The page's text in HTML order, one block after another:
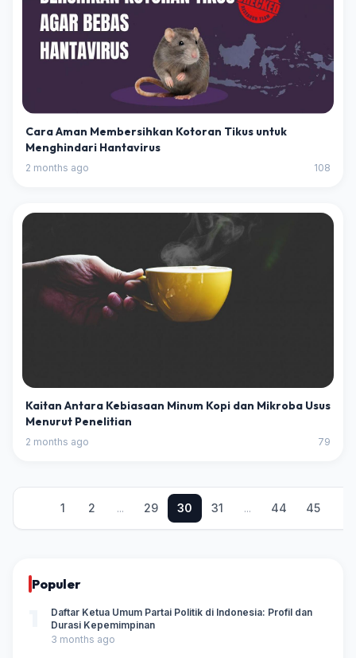
Cara Aman Membersihkan Kotoran Tikus untuk
Menghindari Hantavirus
2 months ago 108
Kaitan Antara Kebiasaan Minum Kopi dan Mikroba Usus
Menurut Penelitian
2 months ago 79
1 2 ... 29 30 31 ... 44 45
Populer
Daftar Ketua Umum Partai Politik di Indonesia: Profil dan
Durasi Kepemimpinan
3 months ago